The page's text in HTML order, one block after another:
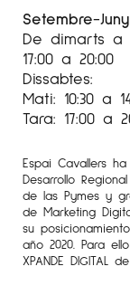
Setembre-Juny
De dimarts a
17:00 a 20:00
Dissabtes:
Mati: 10:30 a
Tara: 17:00 a
Espai Cavallers
Desarrollo
de las Pymes y
de Marketing
su
año 2020. Para
XPANDE DIGITAL